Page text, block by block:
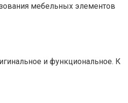
мебельных элементов
и функциональное. К